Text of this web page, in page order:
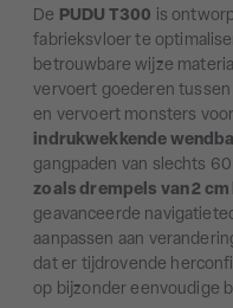
De PUDU T300 is
fabrieksvloer te
betrouwbare wijze
vervoert goederen
en vervoert monsters
indrukwekkende
gangpaden van slechts
zoals drempels van 2
geavanceerde
aanpassen aan
dat er tijdrovende
op bijzonder eenvoudige